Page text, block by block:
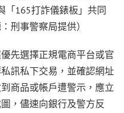
「165打詐儀錶板」共同
刑事警察局提供）
先選擇正規電商平台或官
訊私下交易，並確認網址
商品或帳戶遭警示，應立
，儘速向銀行及警方反